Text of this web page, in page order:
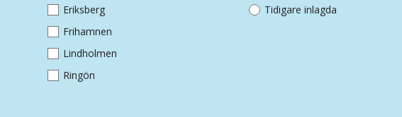
Eriksberg
Frihamnen
Lindholmen
Ringön
Tidigare inlagda